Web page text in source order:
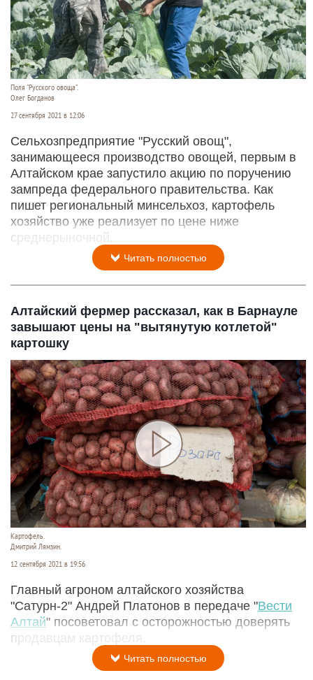
Поля "Русского овоща".
Олег Богданов
27 сентября 2021 в 12:06
Сельхозпредприятие "Русский овощ",
занимающееся производство овощей, первым в
Алтайском крае запустило акцию по поручению
зампреда федерального правительства. Как
пишет региональный минсельхоз, картофель
хозяйство уже реализует по цене ниже
среднерыночной.
Читать полностью
Алтайский фермер рассказал, как в Барнауле
завышают цены на "вытянутую котлетой"
картошку
Картофель.
Дмитрий Лямзин.
12 сентября 2021 в 19:56
Главный агроном алтайского хозяйства
"Сатурн-2" Андрей Платонов в передаче "Вести
Алтай" посоветовал с осторожностью доверять
продавцам картофеля.
Читать полностью